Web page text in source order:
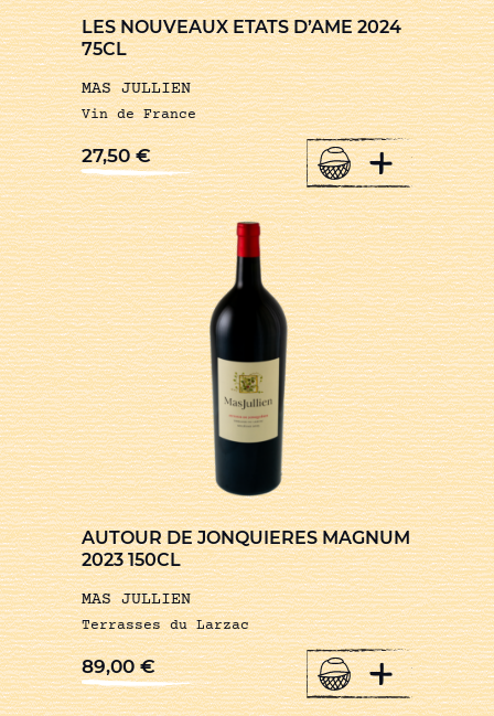
LES NOUVEAUX ETATS D’AME 2024
75CL
MAS JULLIEN
Vin de France
27,50€ +
AUTOUR DE JONQUIERES MAGNUM
2023 150CL
MAS JULLIEN
Terrasses du Larzac
89,00€ +